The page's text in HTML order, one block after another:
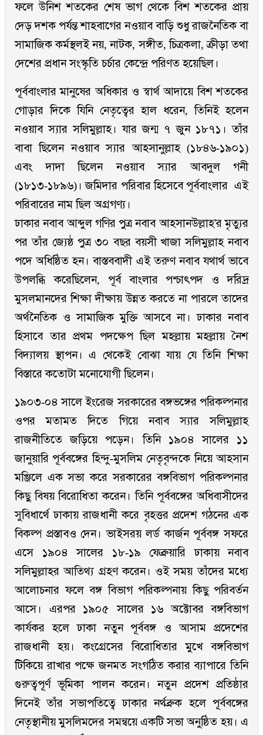
ফলে উনিশ শতকের শেষ ভাগ থেকে বিশ শতকের প্রায়
দেড় দশক পর্যন্ত শাহবাগের নওয়াব বাড়ি শুধু রাজনৈতিক বা
সামাজিক কর্মস্থলই নয়, নাটক, সঙ্গীত, চিত্রকলা, ক্রীড়া তথা
দেশের প্রধান সংস্কৃতি চর্চার কেন্দ্রে পরিণত হয়েছিল।
পূর্ববাংলার মানুষের অধিকার ও স্বার্থ আদায়ে বিশ শতকের
গোড়ার দিকে যিনি নেতৃত্বের হাল ধরেন, তিনিই হলেন
নওয়াব স্যার সলিমুল্লাহ। যার জন্ম ৭ জুন ১৮৭১। তাঁর
বাবা ছিলেন নওয়াব স্যার আহসানুল্লাহ (১৮৪৬-১৯০১)
এবং দাদা ছিলেন নওয়াব স্যার আবদুল গনী
(১৮১৩-১৮৯৬)। জমিদার পরিবার হিসেবে পূর্ববাংলার এই
পরিবারের নাম ছিল অগ্রগণ্য।
ঢাকার নবাব আব্দুল গণির পুত্র নবাব আহসানউল্লাহ'র মৃত্যুর
পর তাঁর জ্যেষ্ঠ পুত্র ৩০ বছর বয়সী খাজা সলিমুল্লাহ নবাব
পদে অধিষ্ঠিত হন। বাস্তববাদী এই তরুণ নবাব যথার্থ ভাবে
উপলব্ধি করেছিলেন, পূর্ব বাংলার পশ্চাৎপদ ও দরিদ্র
মুসলমানদের শিক্ষা দীক্ষায় উন্নত করতে না পারলে তাদের
অর্থনৈতিক ও সামাজিক মুক্তি আসবে না। ঢাকার নবাব
হিসাবে তার প্রথম পদক্ষেপ ছিল মহল্লায় মহল্লায় নৈশ
বিদ্যালয় স্থাপন। এ থেকেই বোঝা যায় যে তিনি শিক্ষা
বিস্তারে কতোটা মনোযোগী ছিলেন।
১৯০৩-০৪ সালে ইংরেজ সরকারের বঙ্গভঙ্গের পরিকল্পনার
ওপর মতামত দিতে গিয়ে নবাব স্যার সলিমুল্লাহ
রাজনীতিতে জড়িয়ে পড়েন। তিনি ১৯০৪ সালের ১১
জানুয়ারি পূর্ববঙ্গের হিন্দু-মুসলিম নেতৃবৃন্দকে নিয়ে আহসান
মঞ্জিলে এক সভা করে সরকারের বঙ্গবিভাগ পরিকল্পনার
কিছু বিষয় বিরোধিতা করেন। তিনি পূর্ববঙ্গের অধিবাসীদের
সুবিধার্থে ঢাকায় রাজধানী করে বৃহত্তর প্রদেশ গঠনের এক
বিকল্প প্রস্তাবও দেন। ভাইসরয় লর্ড কার্জন পূর্ববঙ্গ সফরে
এসে ১৯০৪ সালের ১৮-১৯ ফেব্রুয়ারি ঢাকায় নবাব
সলিমুল্লাহর আতিথ্য গ্রহণ করেন। ওই সময় তাঁদের মধ্যে
আলোচনার ফলে বঙ্গ বিভাগ পরিকল্পনায় কিছু পরিবর্তন
আসে। এরপর ১৯০৫ সালের ১৬ অক্টোবর বঙ্গবিভাগ
কার্যকর হলে ঢাকা নতুন পূর্ববঙ্গ ও আসাম প্রদেশের
রাজধানী হয়। কংগ্রেসের বিরোধিতার মুখে বঙ্গবিভাগ
টিকিয়ে রাখার পক্ষে জনমত সংগঠিত করার ব্যাপারে তিনি
গুরুত্বপূর্ণ ভূমিকা পালন করেন। নতুন প্রদেশ প্রতিষ্ঠার
দিনেই তাঁর সভাপতিত্বে ঢাকার নর্থব্রুক হলে পূর্ববঙ্গের
নেতৃস্থানীয় মুসলিমদের সমন্বয়ে একটি সভা অনুষ্ঠিত হয়। এ